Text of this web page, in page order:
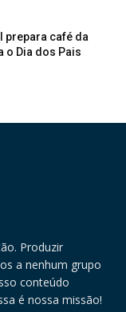
prepara café da
o Dia dos Pais
Produzir
a nenhum grupo
conteúdo
é nossa missão!